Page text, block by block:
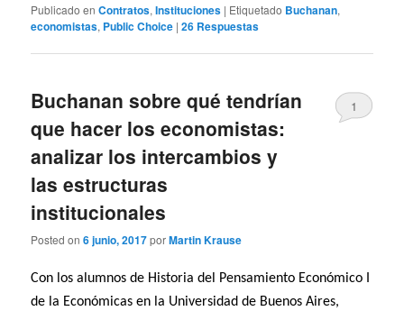
Publicado en Contratos,Instituciones | Etiquetado Buchanan,
economistas, Public Choice |26 Respuestas
Buchanan sobre qué tendrían
que hacer los economistas:
analizar los intercambios y
las estructuras
institucionales
Posted on6 junio, 2017porMartin Krause
1
Con los alumnos de Historia del Pensamiento Económico I
de la Económicas en la Universidad de Buenos Aires,